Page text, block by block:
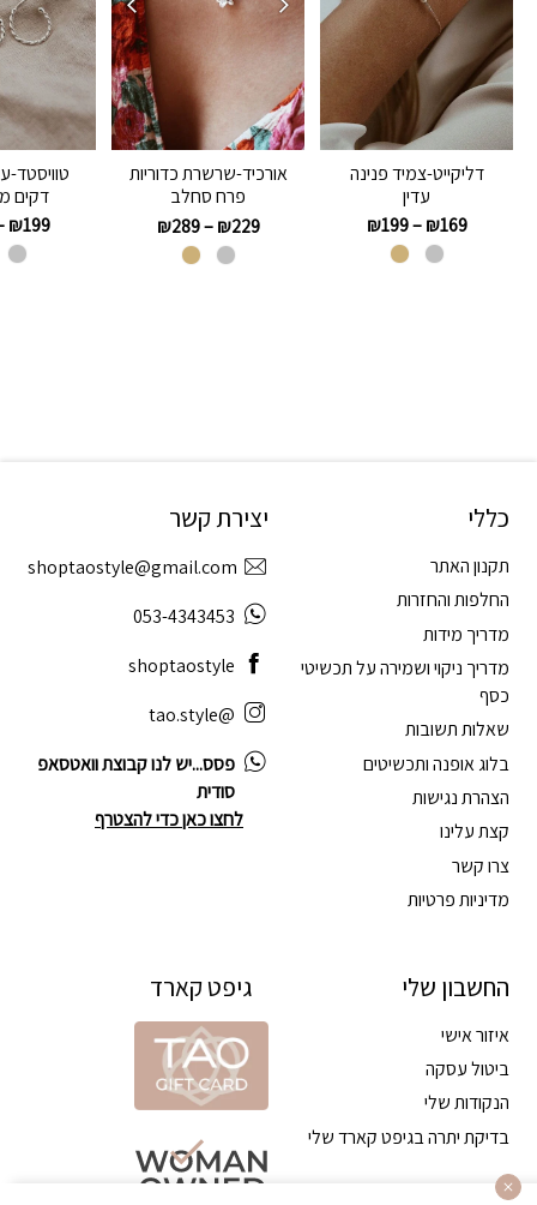
דליקייט-צמיד פנינה
עדין
₪169
–
₪199
אורכיד-שרשרת כדוריות
פרח סחלב
₪229
–
₪289
טוויסטד-
דקים
₪199
כללי
תקנון האתר
החלפות והחזרות
מדריך מידות
מדריך ניקוי ושמירה על תכשיטי
כסף
שאלות תשובות
בלוג אופנה ותכשיטים
הצהרת נגישות
קצת עלינו
צרו קשר
מדיניות פרטיות
החשבון שלי
איזור אישי
ביטול עסקה
הנקודות שלי
בדיקת יתרה בגיפט קארד שלי
יצירת קשר
shoptaostyle@gmail.com
053-4343453
shoptaostyle
@tao.style
פסס...יש לנו קבוצת וואטסאפ
סודית
לחצו כאן כדי להצטרף
גיפט קארד